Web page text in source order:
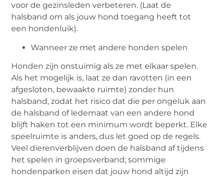
voor de gezinsleden verbeteren. (Laat de
halsband om als jouw hond toegang heeft tot
een hondenluik).
Wanneer ze met andere honden spelen
Honden zijn onstuimig als ze met elkaar spelen.
Als het mogelijk is, laat ze dan ravotten (in een
afgesloten, bewaakte ruimte) zonder hun
halsband, zodat het risico dat die per ongeluk aan
de halsband of ledemaat van een andere hond
blijft haken tot een minimum wordt beperkt. Elke
speelruimte is anders, dus let goed op de regels.
Veel dierenverblijven doen de halsband af tijdens
het spelen in groepsverband; sommige
hondenparken eisen dat jouw hond altijd zijn